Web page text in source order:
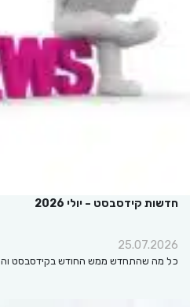
חדשות קידסבסט – יולי 2026
25.07.2026
כל מה שהתחדש ממש החודש בקידסבסט